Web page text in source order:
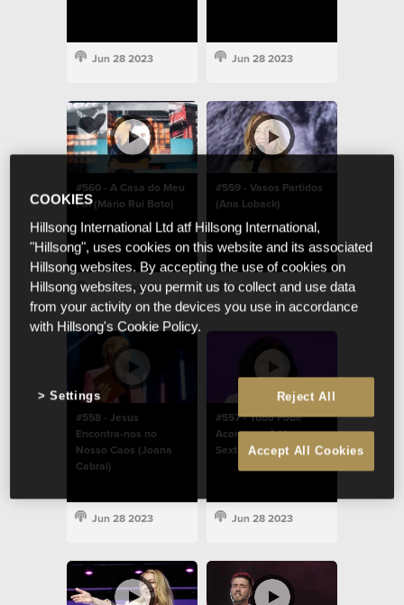
Jun 28 2023 Jun 28 2023
#560 - A Casa do Meu
Pai (Mário Rui Boto)
Jun 28 2023
#559 - Vasos Partidos
(Ana Loback)
Jun 28 2023
#558 - Jesus
Encontra-nos no
Nosso Caos (Joana
Cabral)
Jun 28 2023
#557 - Tudo Pode
Acontecer À Hora
Sexta (Amélia Boto)
Jun 28 2023
COOKIES
Hillsong International Ltd atf Hillsong International,
"Hillsong", uses cookies on this website and its associated
Hillsong websites. By accepting the use of cookies on
Hillsong websites, you permit us to collect and use data
from your activity on the devices you use in accordance
with Hillsong's Cookie Policy.
Reject All
Accept All Cookies
Settings